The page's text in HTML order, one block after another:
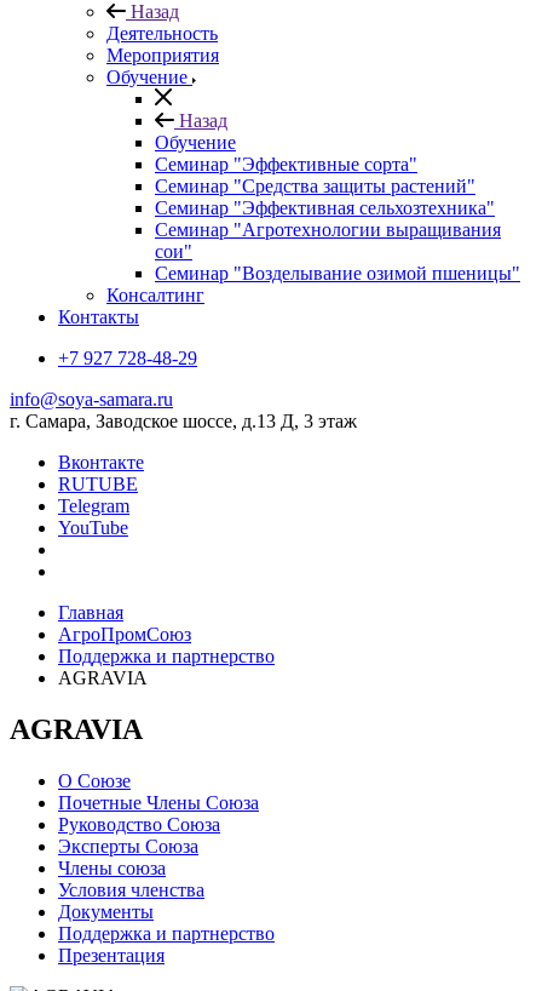
Назад
Деятельность
Мероприятия
Обучение
Назад
Обучение
Семинар "Эффективные сорта"
Семинар "Средства защиты растений"
Семинар "Эффективная сельхозтехника"
Семинар "Агротехнологии выращивания
сои"
Семинар "Возделывание озимой пшеницы"
Консалтинг
Контакты
+7 927 728-48-29
info@soya-samara.ru
г. Самара, Заводское шоссе, д.13 Д, 3 этаж
Вконтакте
RUTUBE
Telegram
YouTube
Главная
АгроПромСоюз
Поддержка и партнерство
AGRAVIA
AGRAVIA
О Союзе
Почетные Члены Союза
Руководство Союза
Эксперты Союза
Члены союза
Условия членства
Документы
Поддержка и партнерство
Презентация